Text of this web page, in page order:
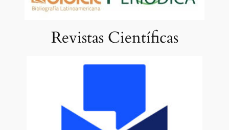
Revistas Científicas